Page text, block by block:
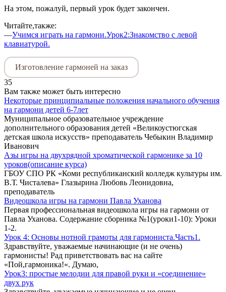
На этом, пожалуй, первый урок будет закончен.
Читайте,также:
—Учимся играть на гармони.Урок2:Знакомство с левой
клавиатурой.
Изготовление гармоней на заказ
35
Вам также может быть интересно
Некоторые принципиальные положения начального обучения
на гармони детей 6-7лет
Муниципальное образовательное учреждение
дополнительного образования детей «Великоустюгская
детская школа искусств» преподаватель Чебыкин Владимир
Иванович
Азы игры на двухрядной хроматической гармонике за 10
уроков(описание курса)
ГБОУ СПО РК «Коми республиканский колледж культуры им.
В.Т. Чисталева» Глазырина Любовь Леонидовна,
преподаватель
Видеошкола игры на гармони Павла Уханова
Первая профессиональная видеошкола игры на гармони от
Павла Уханова. Содержание сборника №1(уроки1-10): Уроки
1-2.
Урок 4: Основы нотной грамоты для гармониста.Часть1.
Здравствуйте, уважаемые начинающие (и не очень)
гармонисты! Рад приветствовать вас на сайте
«Пой,гармоника!«. Думаю,
Урок3: простые мелодии для правой руки и «соединение»
двух рук